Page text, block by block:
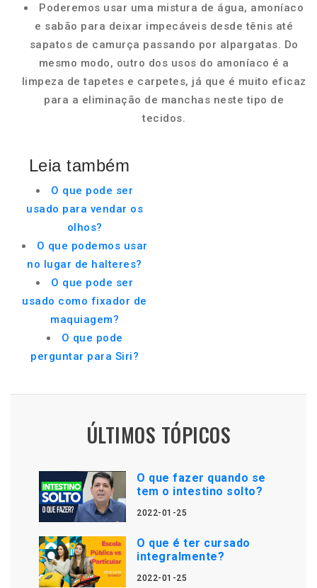
Poderemos usar uma mistura de água, amoníaco
e sabão para deixar impecáveis desde tênis até
sapatos de camurça passando por alpargatas. Do
mesmo modo, outro dos usos do amoníaco é a
limpeza de tapetes e carpetes, já que é muito eficaz
para a eliminação de manchas neste tipo de
tecidos.
Leia também
O que pode ser
usado para vendar os
olhos?
O que podemos usar
no lugar de halteres?
O que pode ser
usado como fixador de
maquiagem?
O que pode
perguntar para Siri?
ÚLTIMOS TÓPICOS
O que fazer quando se
tem o intestino solto?
2022-01-25
O que é ter cursado
integralmente?
2022-01-25